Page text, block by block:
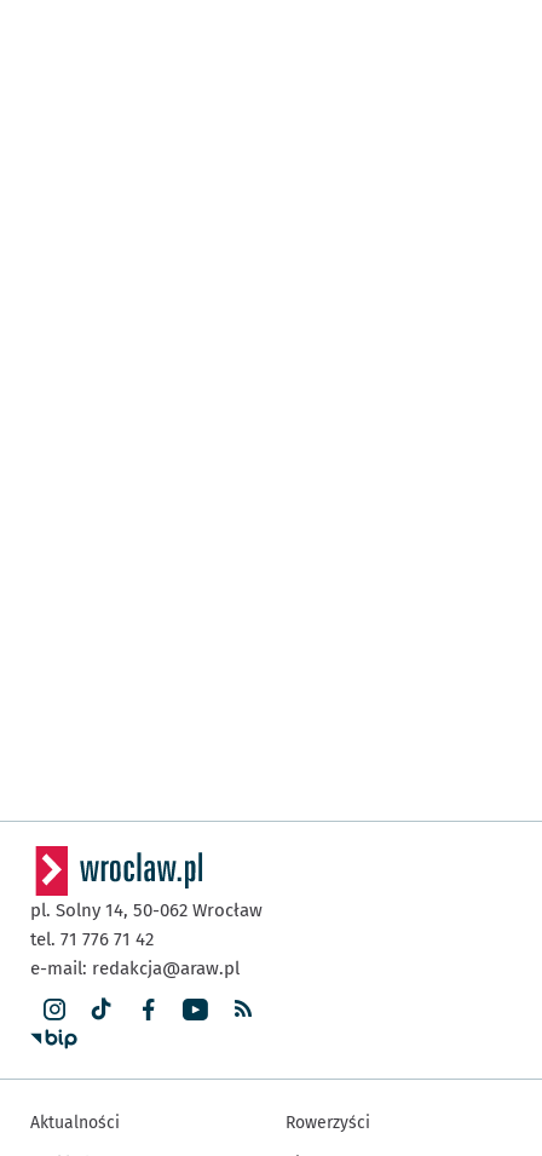
pl. Solny 14, 50-062 Wrocław
tel. 71 776 71 42
e-mail: redakcja@araw.pl
Aktualności
Rowerzyści